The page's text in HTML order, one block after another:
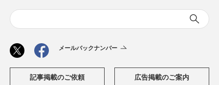
メールバックナンバー
記事掲載のご依頼 広告掲載のご案内